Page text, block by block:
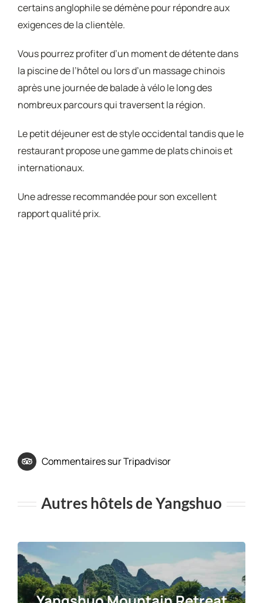
certains anglophile se démène pour répondre aux
exigences de la clientèle.
Vous pourrez profiter d’un moment de détente dans
la piscine de l’hôtel ou lors d’un massage chinois
après une journée de balade à vélo le long des
nombreux parcours qui traversent la région.
Le petit déjeuner est de style occidental tandis que le
restaurant propose une gamme de plats chinois et
internationaux.
Une adresse recommandée pour son excellent
rapport qualité prix.
Commentaires sur Tripadvisor
Autres hôtels de Yangshuo